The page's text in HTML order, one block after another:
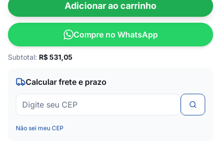
Adicionar ao carrinho
Compre no WhatsApp
Subtotal: R$531,05
Calcular frete e prazo
Não sei meu CEP